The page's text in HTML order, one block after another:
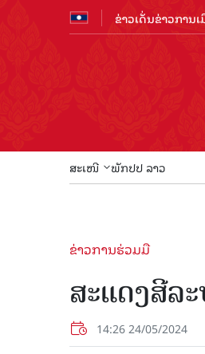
ຂ່າວເດັ່ນຂ່າວການເ
ສະເໜີ ພັກປປ ລາວ
ຂ່າວການຮ່ວມມື
ສະແດງສີລ
14:26 24/05/2024